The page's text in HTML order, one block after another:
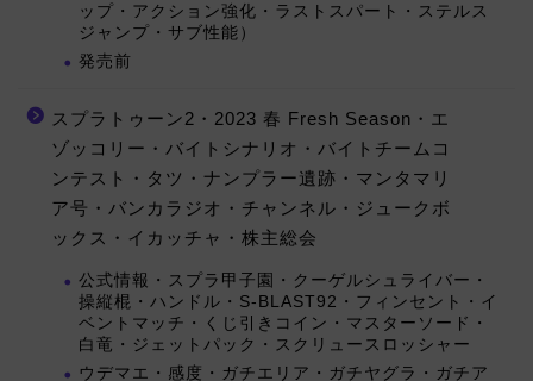
ップ・アクション強化・ラストスパート・ステルス
ジャンプ・サブ性能）
発売前
スプラトゥーン2・2023 春 Fresh Season・エ
ゾッコリー・バイトシナリオ・バイトチームコ
ンテスト・タツ・ナンプラー遺跡・マンタマリ
ア号・バンカラジオ・チャンネル・ジュークボ
ックス・イカッチャ・株主総会
公式情報・スプラ甲子園・クーゲルシュライバー・
操縦棍・ハンドル・S-BLAST92・フィンセント・イ
ベントマッチ・くじ引きコイン・マスターソード・
白竜・ジェットパック・スクリュースロッシャー
ウデマエ・感度・ガチエリア・ガチヤグラ・ガチア